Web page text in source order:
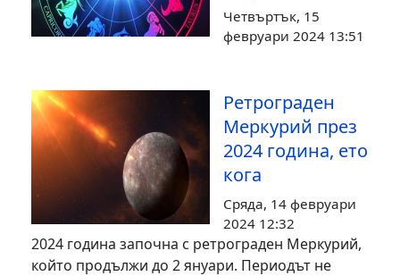
Четвъртък, 15
февруари 2024 13:51
Ретрограден
Меркурий през
2024 година, ето
кога
Сряда, 14 февруари
2024 12:32
2024 година започна с ретрограден Меркурий,
който продължи до 2 януари. Периодът не